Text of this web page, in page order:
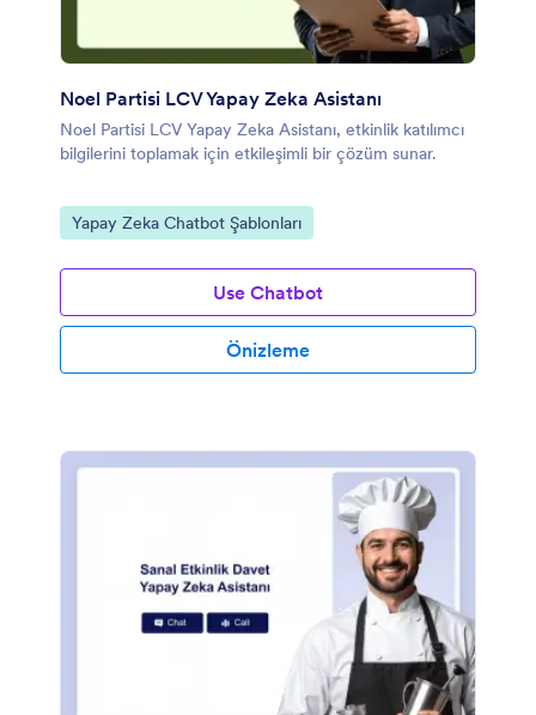
Noel Partisi LCV Yapay Zeka Asistanı
Noel Partisi LCV Yapay Zeka Asistanı, etkinlik katılımcı
bilgilerini toplamak için etkileşimli bir çözüm sunar.
Kategoriye git:
Yapay Zeka Chatbot Şablonları
Use Chatbot
Önizleme